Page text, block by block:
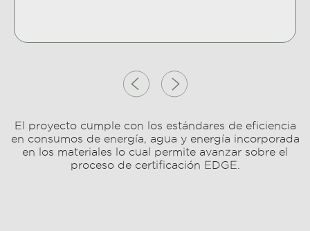
El proyecto cumple con los estándares de eficiencia
en consumos de energía, agua y energía incorporada
en los materiales lo cual permite avanzar sobre el
proceso de certificación EDGE.